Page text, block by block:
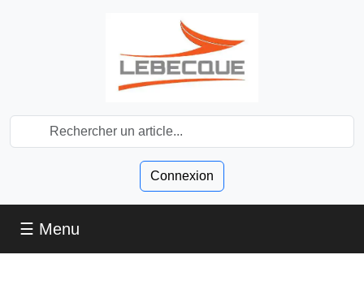
Connexion
☰ Menu